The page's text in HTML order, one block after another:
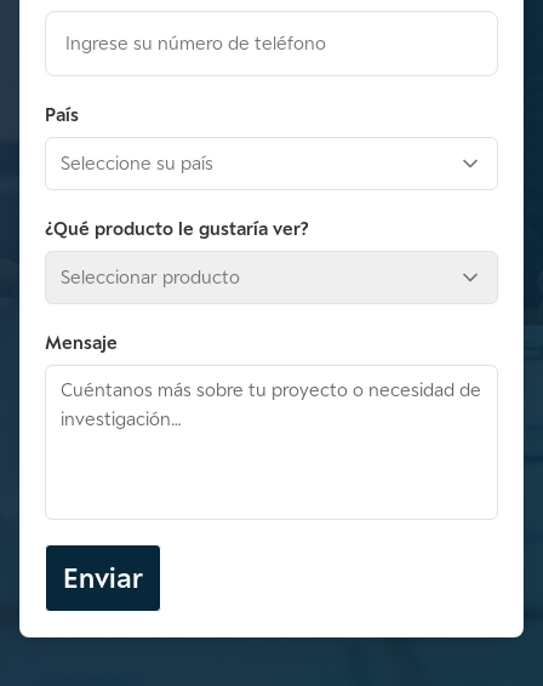
País
Seleccione su país
¿Qué producto le gustaría ver?
Seleccionar producto
Mensaje
Enviar